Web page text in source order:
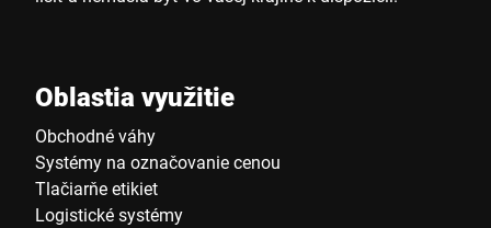
Oblastia využitie
Obchodné váhy
Systémy na označovanie cenou
Tlačiarňe etikiet
Logistické systémy